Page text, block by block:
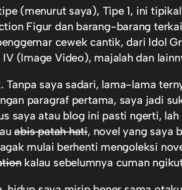
(menurut saya), Tipe 1, ini
Figur dan barang-barang
cewek cantik, dari Idol
(Image Video), majalah dan
Tanpa saya sadari, lama-lama
paragraf pertama, saya jadi
saya atau blog ini pasti ngerti,
abis patah hati, novel yang saya
mulai berhenti mengoleksi
kalau sebelumnya cuman